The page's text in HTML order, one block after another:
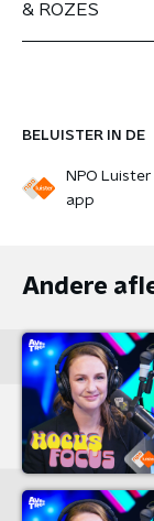
BELUISTER IN DE
NPO Luister
app
& ROZES
Andere